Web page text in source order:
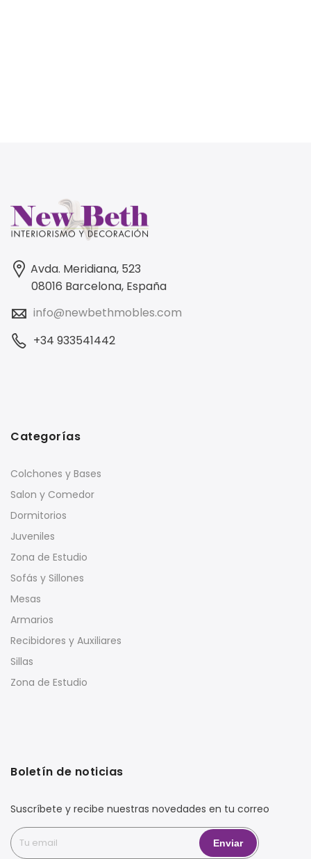
Avda. Meridiana, 523
08016 Barcelona, España
info@newbethmobles.com
+34 933541442
Categorías
Colchones y Bases
Salon y Comedor
Dormitorios
Juveniles
Zona de Estudio
Sofás y Sillones
Mesas
Armarios
Recibidores y Auxiliares
Sillas
Zona de Estudio
Boletín de noticias
Suscríbete y recibe nuestras novedades en tu correo